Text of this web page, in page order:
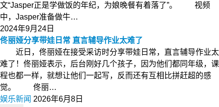
文“Jasper正是学做饭的年纪，为娘晚餐有着落了”。 视频
中，Jasper准备做牛…
2024年9月24日
佟丽娅分享带娃日常 直言辅导作业太难了
近日，佟丽娅在接受采访时分享带娃日常，直言辅导作业太
难了！佟丽娅表示，后台刚好几个孩子，因为他们都同年级，课
程也都一样，就想让他们一起写，反而还有互相比拼赶超的感
觉。 佟丽…
娱乐新闻 2026年6月8日